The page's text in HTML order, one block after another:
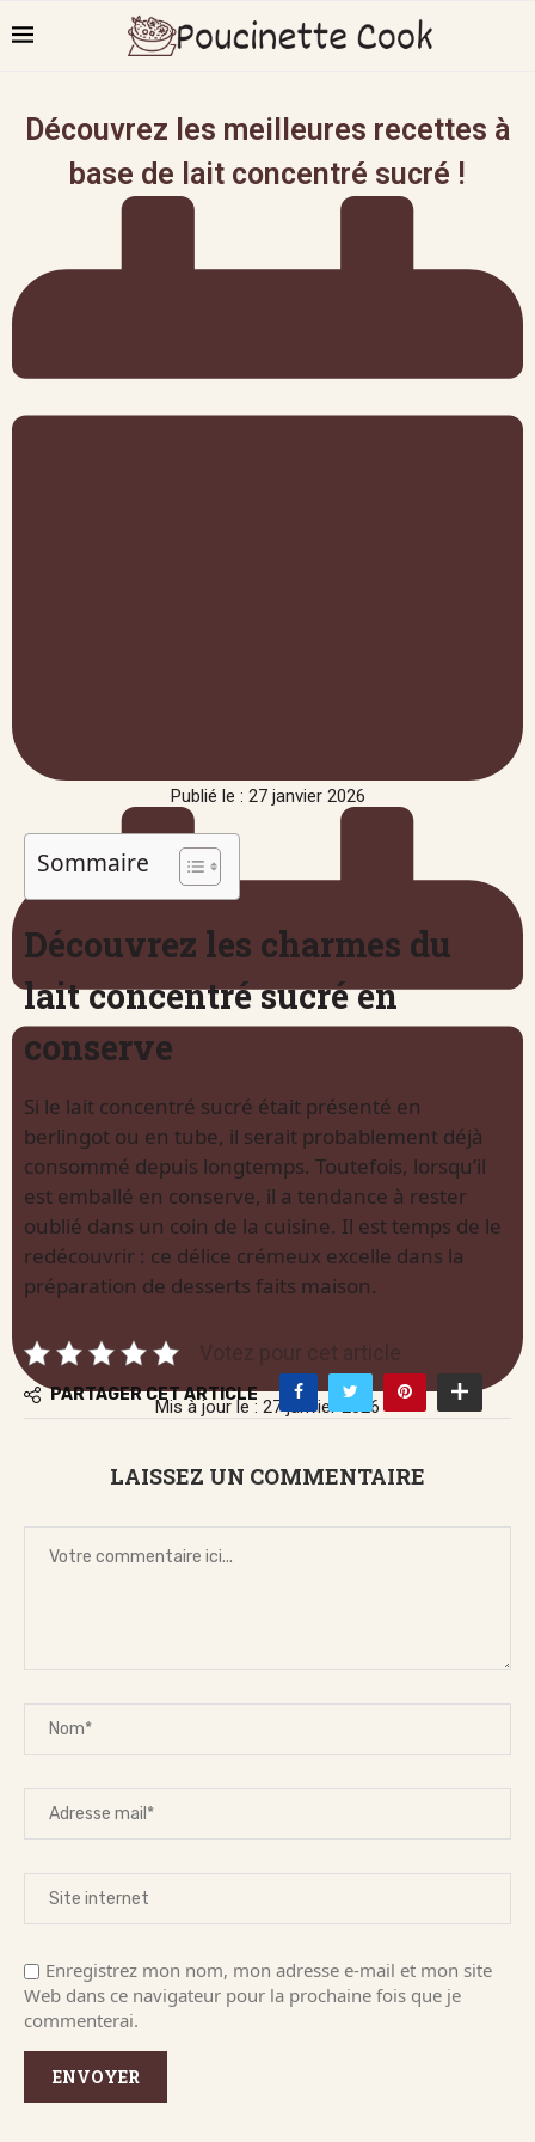
Découvrez les meilleures recettes à
base de lait concentré sucré !
Publié le : 27 janvier 2026
Mis à jour le : 27 janvier 2026
Sommaire
Découvrez les charmes du
lait concentré sucré en
conserve
Si le lait concentré sucré était présenté en
berlingot ou en tube, il serait probablement déjà
consommé depuis longtemps. Toutefois, lorsqu’il
est emballé en conserve, il a tendance à rester
oublié dans un coin de la cuisine. Il est temps de le
redécouvrir : ce délice crémeux excelle dans la
préparation de desserts faits maison.
Votez pour cet article
PARTAGER CET ARTICLE
LAISSEZ UN COMMENTAIRE
Enregistrez mon nom, mon adresse e-mail et mon site
Web dans ce navigateur pour la prochaine fois que je
commenterai.